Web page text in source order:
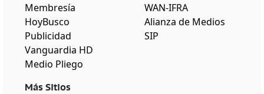
Membresía
HoyBusco
Publicidad
Vanguardia HD
Medio Pliego
Más Sitios
WAN-IFRA
Alianza de Medios
SIP